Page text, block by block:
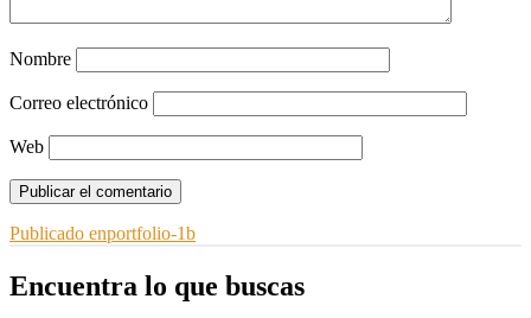
Nombre
Correo electrónico
Web
Navegación
de
entradas
Publicado enportfolio-1b
Encuentra lo que buscas